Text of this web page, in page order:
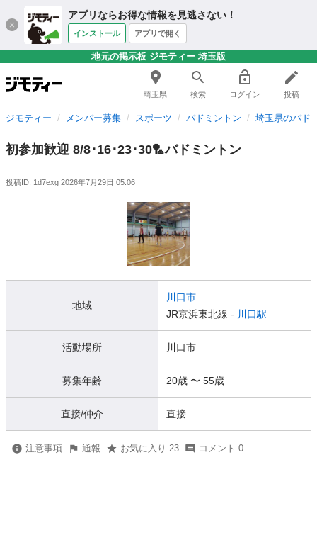
アプリならお得な情報を見逃さない！
インストール アプリで開く
地元の掲示板 ジモティー 埼玉版
埼玉県 検索 ログイン 投稿
ジモティー メンバー募集 スポーツ バドミントン 埼玉県のバド
初参加歓迎 8/8･16･23･30🏸バドミントン
投稿ID: 1d7exg 2026年7月29日 05:06
地域
川口市
JR京浜東北線 - 川口駅
活動場所 川口市
募集年齢 20歳 〜 55歳
直接/仲介 直接
注意事項 通報 お気に入り 23 コメント 0